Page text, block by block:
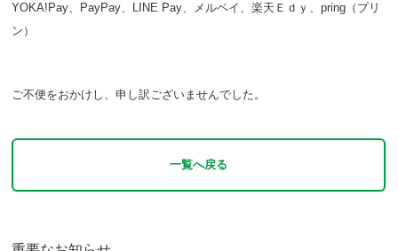
YOKA!Pay、PayPay、LINE Pay、メルペイ、楽天Ｅｄｙ、pring（プリ
ン）
ご不便をおかけし、申し訳ございませんでした。
一覧へ戻る